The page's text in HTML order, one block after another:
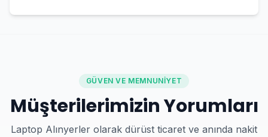
GÜVEN VE MEMNUNIYET
Müşterilerimizin Yorumları
Laptop Alınyerler olarak dürüst ticaret ve anında nakit